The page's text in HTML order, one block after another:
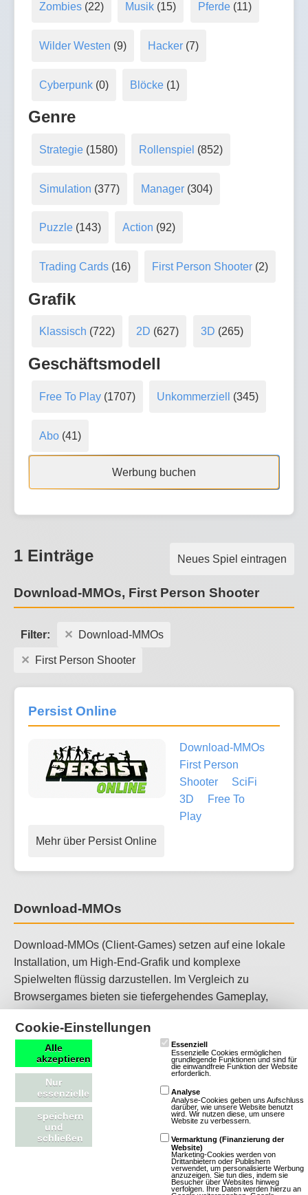
Zombies(22) Musik (15) Pferde(11)
Wilder Westen (9) Hacker (7)
Cyberpunk(0) Blöcke (1)
Genre
Strategie(1580) Rollenspiel (852)
Simulation (377) Manager (304)
Puzzle(143) Action (92)
Trading Cards(16) First Person Shooter (2)
Grafik
Klassisch (722) 2D (627) 3D (265)
Geschäftsmodell
Free To Play(1707) Unkommerziell (345)
Abo(41)
Werbung buchen
Neues Spiel eintragen
1 Einträge
Download-MMOs, First Person Shooter
Filter: Download-MMOs
First Person Shooter
Persist Online
Download-MMOs
First Person
Shooter
SciFi
3D
Free To
Play
Mehr über Persist Online
Download-MMOs
Download-MMOs (Client-Games) setzen auf eine lokale
Installation, um High-End-Grafik und komplexe
Spielwelten flüssig darzustellen. Im Vergleich zu
Browsergames bieten sie tiefergehendes Gameplay,
Spielerinteraktion in Echtzeit. Sie sind die erste Wahl für
Spieler, die ein immersives Erlebnis mit hoher
technischer Qualität suchen.
First Person Shooter Download-MMOs
First Person Shooter (FPS) bieten eine intensive und
immersive Spielerfahrung, bei der Spieler aus der
Perspektive ihres Charakters in actiongeladenen
Kämpfen agieren. Sie zeichnen sich durch dynamische
Cookie-Einstellungen
Alle
akzeptieren
Nur
essenzielle
speichern
und
schließen
Essenziell
Essenzielle Cookies ermöglichen
grundlegende Funktionen und sind für
die einwandfreie Funktion der Website
erforderlich.
Analyse
Analyse-Cookies geben uns Aufschluss
darüber, wie unsere Website benutzt
wird. Wir nutzen diese, um unsere
Website zu verbessern.
Vermarktung (Finanzierung der
Website)
Marketing-Cookies werden von
Drittanbietern oder Publishern
verwendet, um personalisierte Werbung
anzuzeigen. Sie tun dies, indem sie
Besucher über Websites hinweg
verfolgen. Ihre Daten werden hierzu an